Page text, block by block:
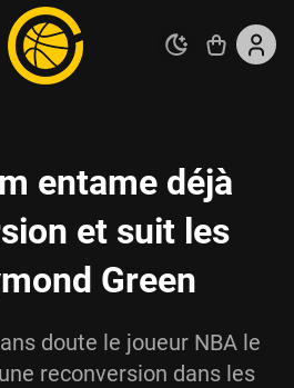
entame déjà
et suit les
Green
doute le joueur NBA le
reconversion dans les